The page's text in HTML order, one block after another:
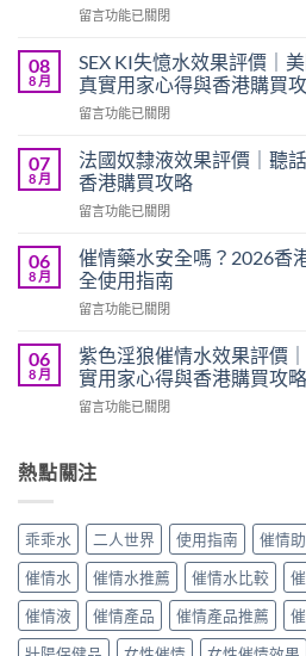
在
情
藥
水
香
哪
裡
買
最
心？
2026
貨
道
與
價
整
攻
中
留言功能已關閉
08
8 月
SEX KI失憶水效果評價｜
真實用家心得與香港購買
在
KI
失
憶
水
果
評
｜
國
NO.1
力
迷
實
家
得
留言功能已關閉
07
8 月
法國奴隸液效果評價｜聽
香港購買攻略
在
國
奴
隸
液
果
評
價
｜
乖
實
家
得
留言功能已關閉
06
8 月
催情藥水安全嗎？2026香
全使用指南
在
情
藥
水
安
2026
催
情
副
用
真
留言功能已關閉
06
8 月
紫色淫狼催情水效果評價
實用家心得與香港購買攻略
在
淫
狼
情
效
果
評
價
｜
留言功能已關閉
熱點關注
乖乖水 二人世界 使用指南 催情
催情水
催情水推薦 催情水比較
催情液
催情產品 催情產品推薦